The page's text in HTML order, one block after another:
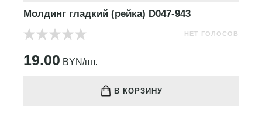
Молдинг гладкий (рейка) D047-943
НЕТ ГОЛОСОВ
19.00 BYN/шт.
В КОРЗИНУ